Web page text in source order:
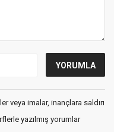
veya imalar, inançlara saldırı
yazılmış yorumlar